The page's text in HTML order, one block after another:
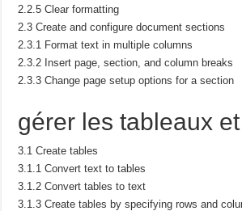
2.2.5 Clear formatting
2.3 Create and configure document sections
2.3.1 Format text in multiple columns
2.3.2 Insert page, section, and column breaks
2.3.3 Change page setup options for a section
gérer les tableaux
3.1 Create tables
3.1.1 Convert text to tables
3.1.2 Convert tables to text
3.1.3 Create tables by specifying rows and